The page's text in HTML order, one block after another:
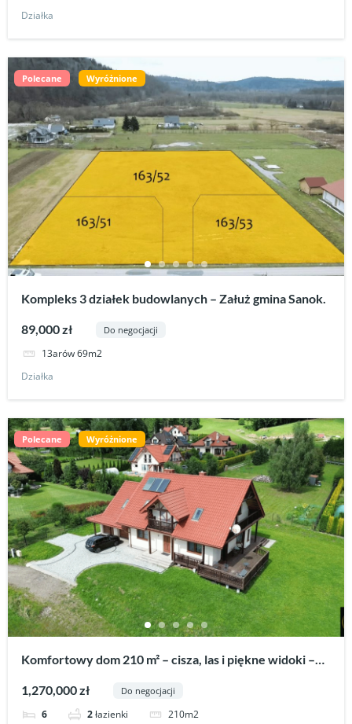
Działka
Polecane Wyróżnione
Kompleks 3 działek budowlanych – Załuż gmina Sanok.
89,000 zł Do negocjacji
13arów 69m2
Działka
Polecane Wyróżnione
Komfortowy dom 210 m² – cisza, las i piękne widoki –
1,270,000 zł Do negocjacji
6 2łazienki
210m2